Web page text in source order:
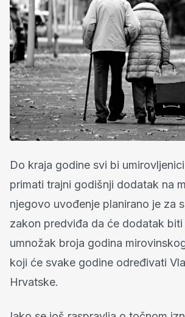
Do kraja godine svi bi
primati trajni godišnji dodatak na
njegovo uvođenje planirano je za
zakon predviđa da će dodatak
umnožak broja godina
koji će svake godine određivati
Hrvatske.